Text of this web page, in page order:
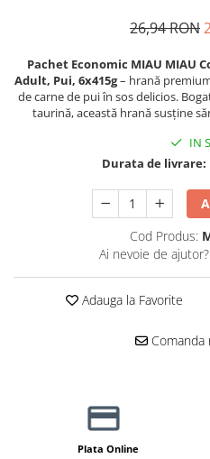
Culcușuri & Saltele Câini
Castroane și Adapatori
Cuști și Genți
Zgărzi, Lese & Hamuri
Castroane & Adapatori Pisici
Cuști & Genți Pisici
Litiere Pisici
Zgărzi & Hamuri
26,94 RON
Pachet Economic MIAU MIAU
Adult, Pui, 6x415g– hrană
de carne de pui în sos delicios.
taurină, această hrană susține
IN
Durata de livrare:
Cod Produs:
Ai nevoie de ajutor?
Adauga la Favorite
Comanda
Plata Online